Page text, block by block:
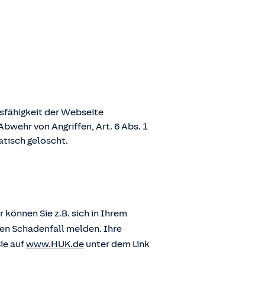
der Webseite
von Angriffen, Art. 6 Abs. 1
gelöscht.
Sie z.B. sich in Ihrem
Schadenfall melden. Ihre
aufwww.HUK.de unter dem Link